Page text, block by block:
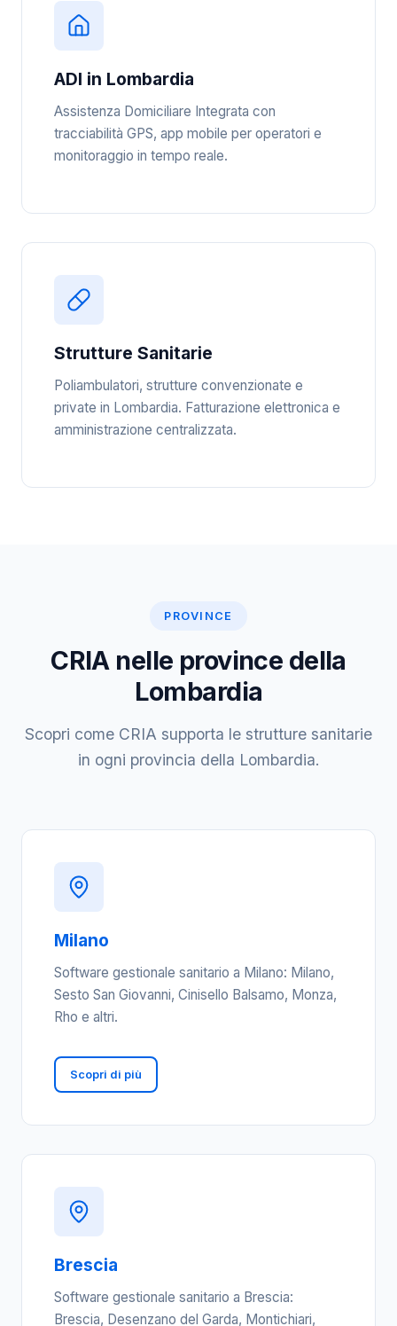
ADI in Lombardia
Assistenza Domiciliare Integrata con
tracciabilità GPS, app mobile per operatori e
monitoraggio in tempo reale.
Strutture Sanitarie
Poliambulatori, strutture convenzionate e
private in Lombardia. Fatturazione elettronica e
amministrazione centralizzata.
PROVINCE
CRIA nelle province della
Lombardia
Scopri come CRIA supporta le strutture sanitarie
in ogni provincia della Lombardia.
Milano
Software gestionale sanitario a Milano: Milano,
Sesto San Giovanni, Cinisello Balsamo, Monza,
Rho e altri.
Scopri di più
Brescia
Software gestionale sanitario a Brescia:
Brescia, Desenzano del Garda, Montichiari,